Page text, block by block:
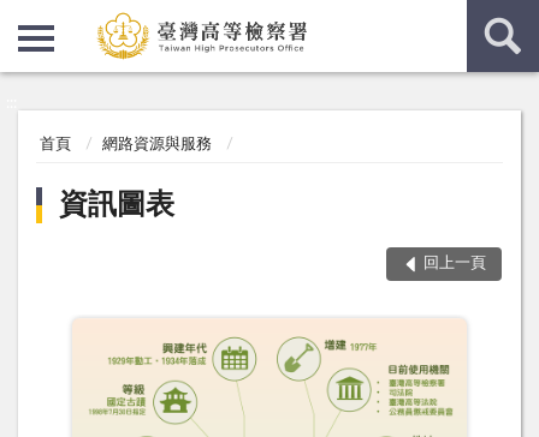
首頁 網路資源與服務
資訊圖表
回上一頁